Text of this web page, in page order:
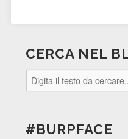
CERCA NEL
#BURPFACE